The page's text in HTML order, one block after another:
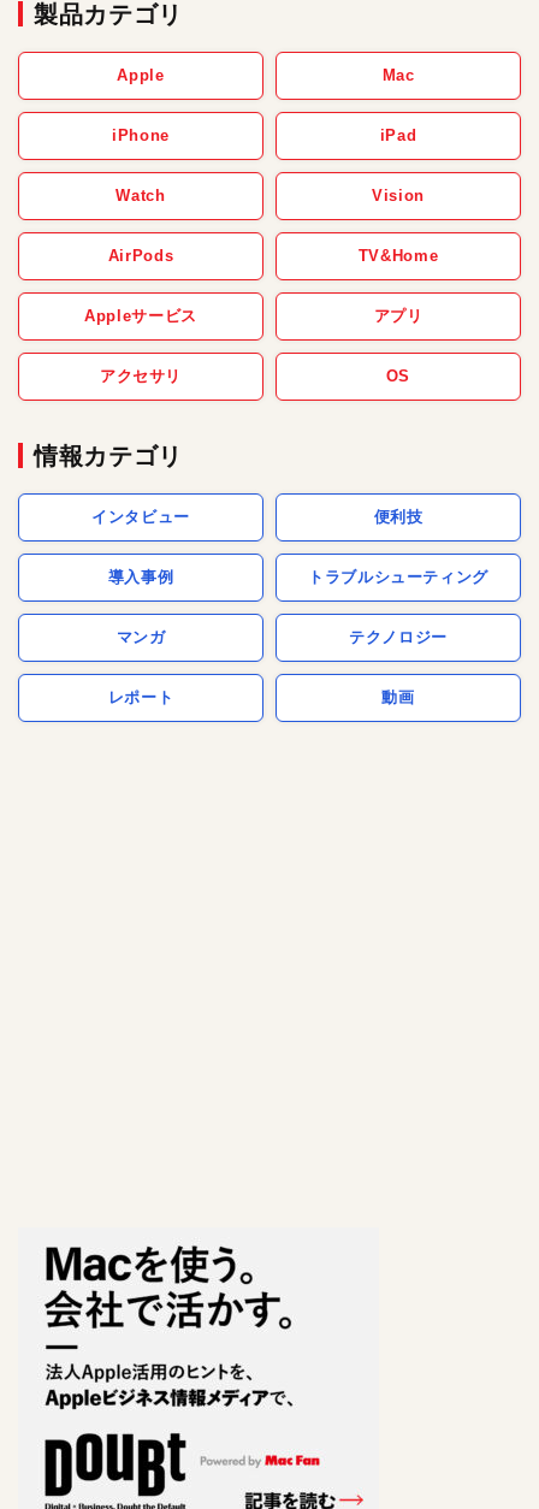
製品カテゴリ
Apple Mac
iPhone iPad
Watch Vision
AirPods TV&Home
Appleサービス アプリ
アクセサリ OS
情報カテゴリ
インタビュー 便利技
導入事例 トラブルシューティング
マンガ テクノロジー
レポート 動画